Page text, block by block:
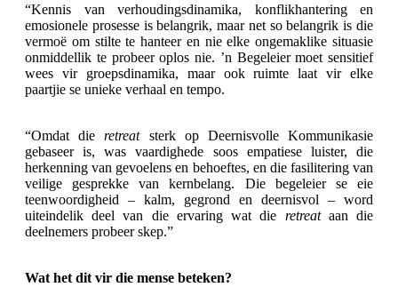
“Kennis van verhoudingsdinamika, konflikhantering en
emosionele prosesse is belangrik, maar net so belangrik is die
vermoë om stilte te hanteer en nie elke ongemaklike situasie
onmiddellik te probeer oplos nie. ’n Begeleier moet sensitief
wees vir groepsdinamika, maar ook ruimte laat vir elke
paartjie se unieke verhaal en tempo.
“Omdat dieretreatsterk op Deernisvolle Kommunikasie
gebaseer is, was vaardighede soos empatiese luister, die
herkenning van gevoelens en behoeftes, en die fasilitering van
veilige gesprekke van kernbelang. Die begeleier se eie
teenwoordigheid – kalm, gegrond en deernisvol – word
uiteindelik deel van die ervaring wat die retreataan die
deelnemers probeer skep.”
Wat het dit vir die mense beteken?